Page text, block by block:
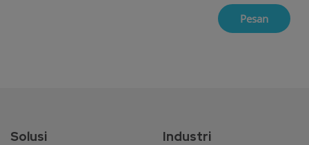
Pesan
Solusi Industri